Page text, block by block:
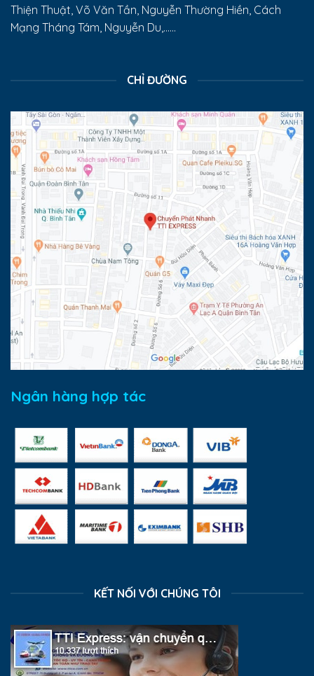
Thiện Thuật, Võ Văn Tần, Nguyễn Thường Hiền, Cách
Mạng Tháng Tám, Nguyễn Du,......
CHỈ ĐƯỜNG
Ngân hàng hợp tác
KẾT NỐI VỚI CHÚNG TÔI